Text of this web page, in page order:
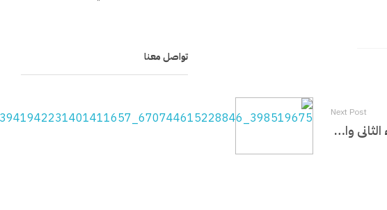
Next Post
رئيس لجهاز يتفقد “دار مصر” بالأحياء الثاني والسادس عشر ويستمع لشكاوى السكان
تواصل معنا